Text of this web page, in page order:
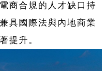
商合規的人才缺口持
具國際法與內地商業
提升。